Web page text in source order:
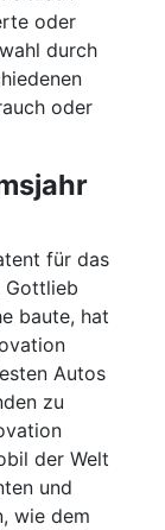
oder
durch
oder
für das
Gottlieb
baute, hat
Autos
zu
der Welt
und
wie dem